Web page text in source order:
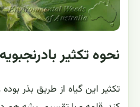
نحوه تکثیر بادرنجبویه
تکثیر این گیاه از طریق بذر